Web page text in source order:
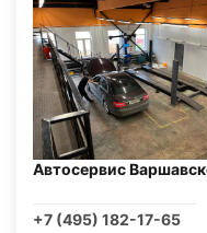
Автосервис
+7 (495) 182-17-65